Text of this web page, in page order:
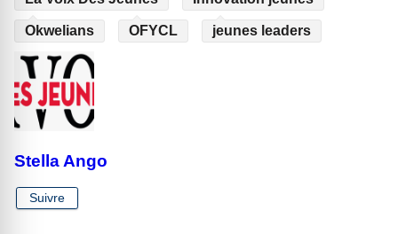
Okwelians OFYCL jeunes leaders
Stella Ango
Suivre